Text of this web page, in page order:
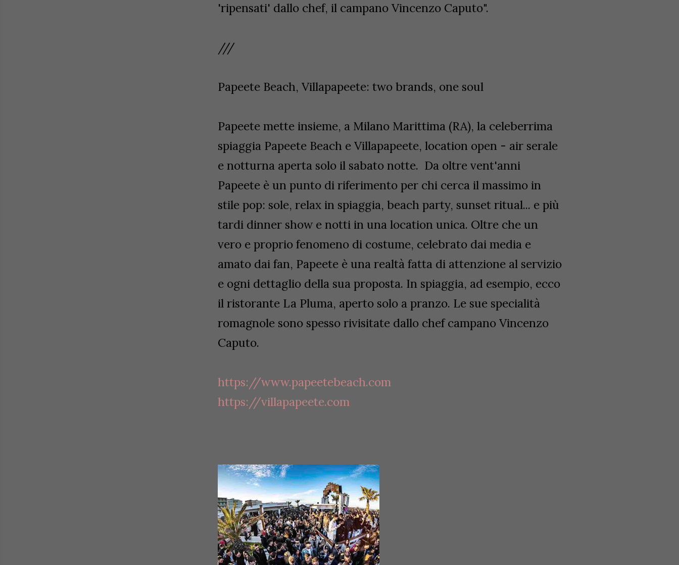
'ripensati' dallo chef, il campano Vincenzo Caputo".
///
Papeete Beach, Villapapeete: two brands, one soul
Papeete mette insieme, a Milano Marittima (RA), la celeberrima
spiaggia Papeete Beach e Villapapeete, location open - air serale
e notturna aperta solo il sabato notte. Da oltre vent'anni
Papeete è un punto di riferimento per chi cerca il massimo in
stile pop: sole, relax in spiaggia, beach party, sunset ritual... e più
tardi dinner show e notti in una location unica. Oltre che un
vero e proprio fenomeno di costume, celebrato dai media e
amato dai fan, Papeete è una realtà fatta di attenzione al servizio
e ogni dettaglio della sua proposta. In spiaggia, ad esempio, ecco
il ristorante La Pluma, aperto solo a pranzo. Le sue specialità
romagnole sono spesso rivisitate dallo chef campano Vincenzo
Caputo.
https://www.papeetebeach.com
https://villapapeete.com